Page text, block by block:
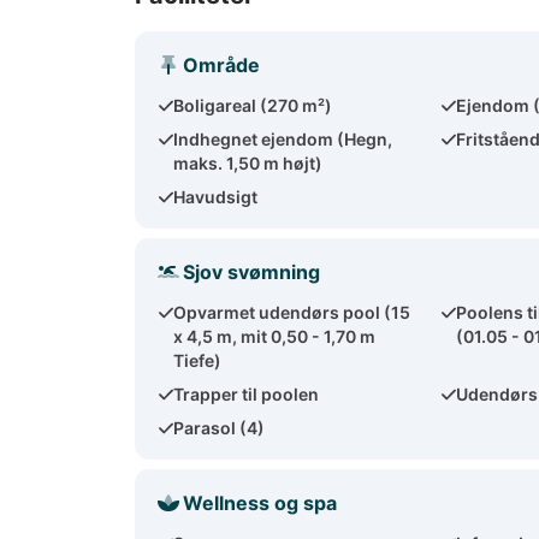
Område
Boligareal (270 m²)
Ejendom
Indhegnet ejendom (Hegn,
maks. 1,50 m højt)
Havudsigt
Sjov svømning
Opvarmet udendørs pool (15
x 4,5 m, mit 0,50 - 1,70 m
Tiefe)
Poolens
(01.05 -
Trapper til poolen
Parasol (4)
Wellness og spa